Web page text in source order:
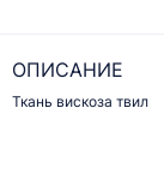
ОПИСАНИЕ
Ткань вискоза твил